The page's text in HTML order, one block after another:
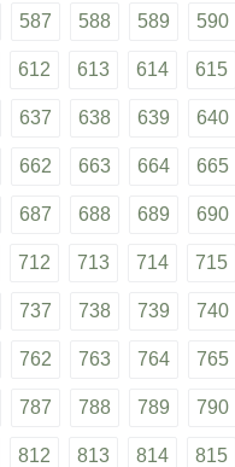
587 588 589 590
612 613 614 615
637 638 639 640
662 663 664 665
687 688 689 690
712 713 714 715
737 738 739 740
762 763 764 765
787 788 789 790
812 813 814 815